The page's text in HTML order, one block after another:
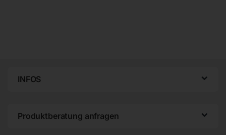
INFOS
Produktberatung anfragen